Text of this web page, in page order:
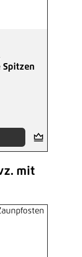
Spitzen
mit